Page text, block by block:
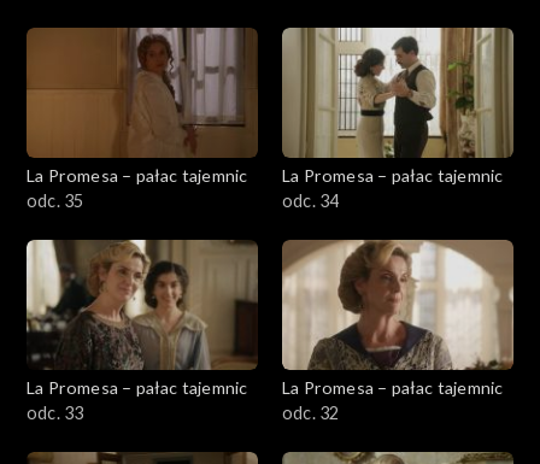
La Promesa – pałac tajemnic
odc. 35
La Promesa – pałac tajemnic
odc. 34
La Promesa – pałac tajemnic
odc. 33
La Promesa – pałac tajemnic
odc. 32